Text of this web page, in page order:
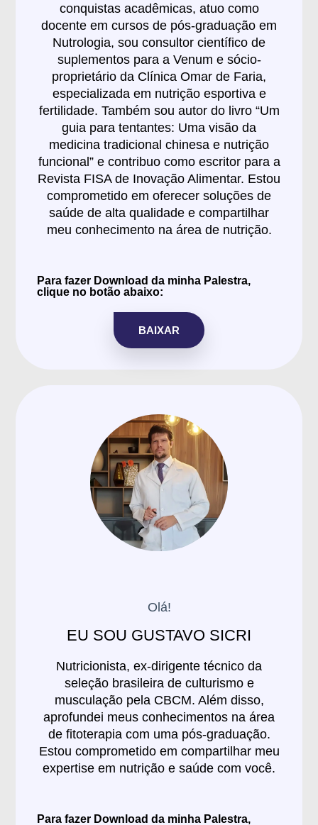
conquistas acadêmicas, atuo como
docente em cursos de pós-graduação em
Nutrologia, sou consultor científico de
suplementos para a Venum e sócio-
proprietário da Clínica Omar de Faria,
especializada em nutrição esportiva e
fertilidade. Também sou autor do livro “Um
guia para tentantes: Uma visão da
medicina tradicional chinesa e nutrição
funcional” e contribuo como escritor para a
Revista FISA de Inovação Alimentar. Estou
comprometido em oferecer soluções de
saúde de alta qualidade e compartilhar
meu conhecimento na área de nutrição.
Para fazer Download da minha Palestra,
clique no botão abaixo:
BAIXAR
Olá!
EU SOU GUSTAVO SICRI
Nutricionista, ex-dirigente técnico da
seleção brasileira de culturismo e
musculação pela CBCM. Além disso,
aprofundei meus conhecimentos na área
de fitoterapia com uma pós-graduação.
Estou comprometido em compartilhar meu
expertise em nutrição e saúde com você.
Para fazer Download da minha Palestra,